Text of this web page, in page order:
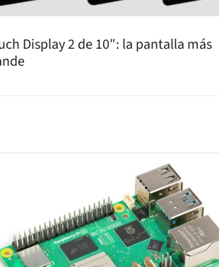
Display 2 de 10″: la pantalla más